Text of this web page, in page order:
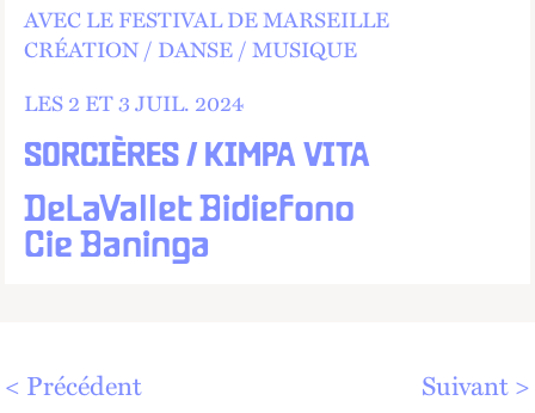
SORCIÈRES / KIMPA VITA
DeLaVallet Bidiefono
Cie Baninga
AVEC LE FESTIVAL DE MARSEILLE
CRÉATION
DANSE MUSIQUE
LES 2 ET3JUIL. 2024
Précédent Suivant